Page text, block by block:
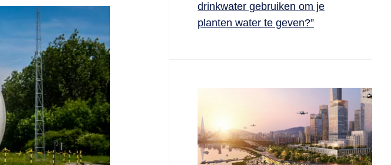
drinkwater gebruiken om je
planten water te geven?”